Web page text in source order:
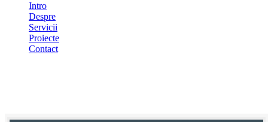
Intro
Despre
Servicii
Proiecte
Contact